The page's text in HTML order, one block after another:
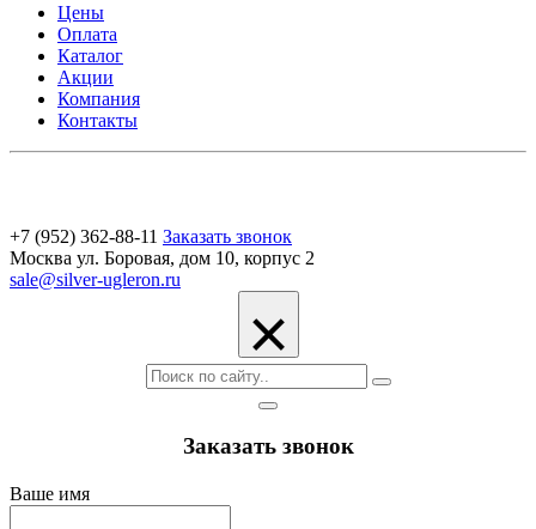
Цены
Оплата
Каталог
Акции
Компания
Контакты
+7 (952) 362-88-11 Заказать звонок
Москва ул. Боровая, дом 10, корпус 2
sale@silver-ugleron.ru
×
Заказать звонок
Ваше имя